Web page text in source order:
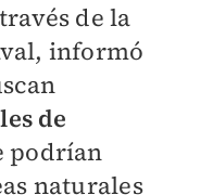
de la
informó
de
podrían
naturales